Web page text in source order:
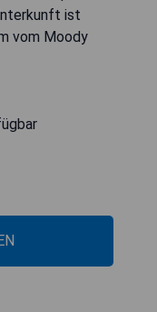
ist
vom Moody